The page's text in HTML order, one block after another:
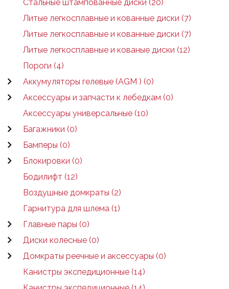
Стальные штампованные диски (20)
Литые легкосплавные и кованные диски (7)
Литые легкосплавные и кованные диски (7)
Литые легкосплавные и кованые диски (12)
Пороги (4)
Аккумуляторы гелевые (AGM ) (0)
Аксессуары и запчасти к лебедкам (0)
Аксессуары универсальные (10)
Багажники (0)
Бамперы (0)
Блокировки (0)
Бодилифт (12)
Воздушные домкраты (2)
Гарнитура для шлема (1)
Главные пары (0)
Диски колесные (0)
Домкраты реечные и аксессуары (0)
Канистры экспедиционные (14)